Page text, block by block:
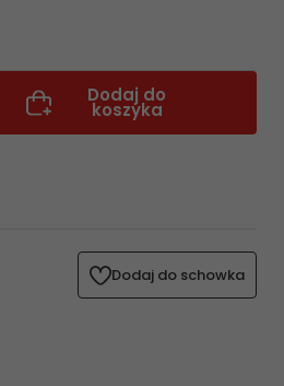
Dodaj do
koszyka
Dodaj do schowka